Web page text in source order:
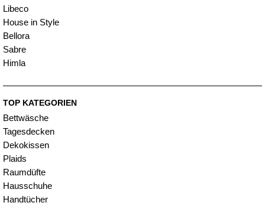
Libeco
House in Style
Bellora
Sabre
Himla
TOP KATEGORIEN
Bettwäsche
Tagesdecken
Dekokissen
Plaids
Raumdüfte
Hausschuhe
Handtücher